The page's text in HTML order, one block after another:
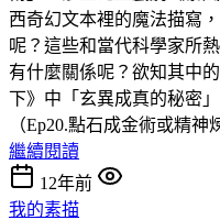
西奇幻文本裡的魔法描寫
呢？這些和當代科學家所
有什麼關係呢？欲知其中
下》中「玄異成真的秘密
（Ep20.點石成金術或精神
繼續閱讀
12年前
我的素描